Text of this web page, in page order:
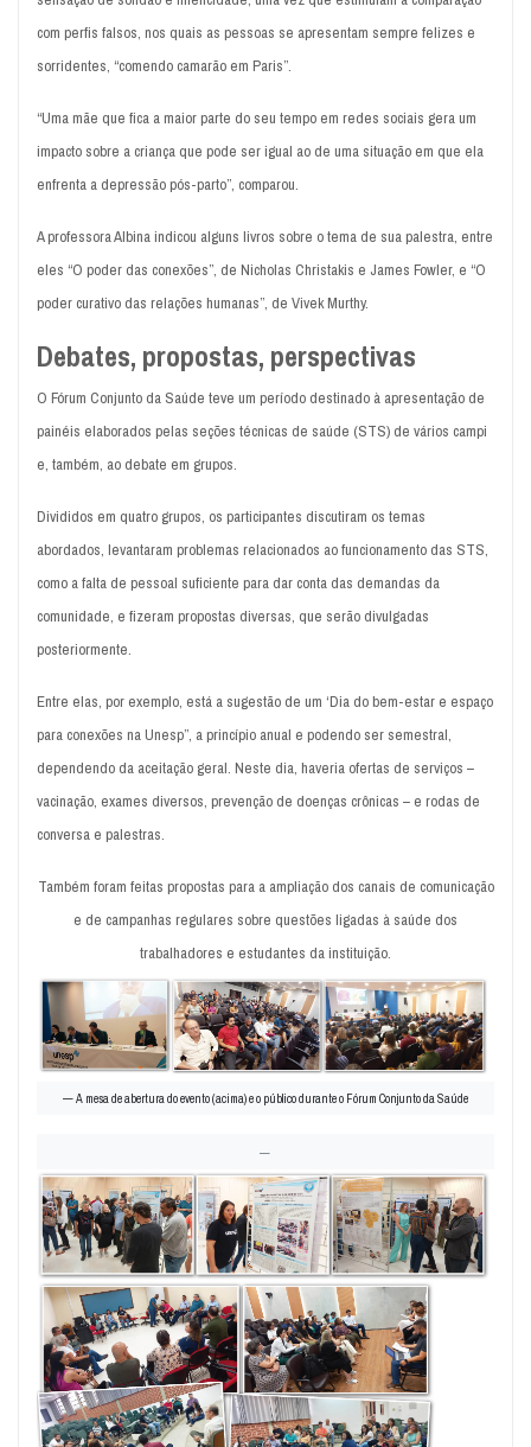
com perfis falsos, nos quais as pessoas se apresentam sempre felizes e
sorridentes, “comendo camarão em Paris”.
“Uma mãe que fica a maior parte do seu tempo em redes sociais gera um
impacto sobre a criança que pode ser igual ao de uma situação em que ela
enfrenta a depressão pós-parto”, comparou.
A professora Albina indicou alguns livros sobre o tema de sua palestra, entre
eles “O poder das conexões”, de Nicholas Christakis e James Fowler, e “O
poder curativo das relações humanas”, de Vivek Murthy.
Debates, propostas, perspectivas
O Fórum Conjunto da Saúde teve um período destinado à apresentação de
painéis elaborados pelas seções técnicas de saúde (STS) de vários campi
e, também, ao debate em grupos.
Divididos em quatro grupos, os participantes discutiram os temas
abordados, levantaram problemas relacionados ao funcionamento das STS,
como a falta de pessoal suficiente para dar conta das demandas da
comunidade, e fizeram propostas diversas, que serão divulgadas
posteriormente.
Entre elas, por exemplo, está a sugestão de um ‘Dia do bem-estar e espaço
para conexões na Unesp”, a princípio anual e podendo ser semestral,
dependendo da aceitação geral. Neste dia, haveria ofertas de serviços –
vacinação, exames diversos, prevenção de doenças crônicas – e rodas de
conversa e palestras.
Também foram feitas propostas para a ampliação dos canais de comunicação
e de campanhas regulares sobre questões ligadas à saúde dos
trabalhadores e estudantes da instituição.
A mesa de abertura do evento (acima) e o público durante o Fórum Conjunto da Saúde